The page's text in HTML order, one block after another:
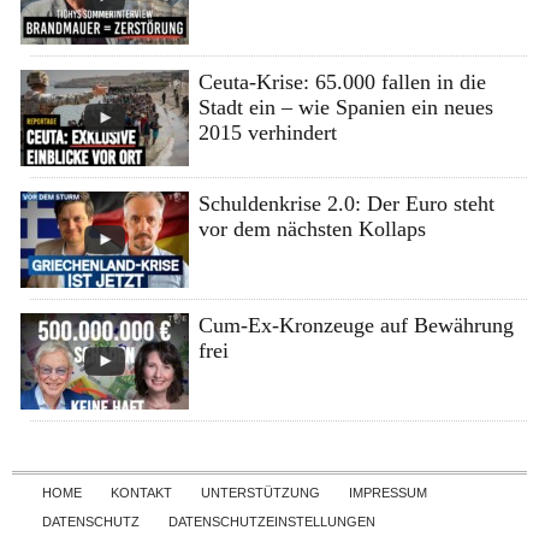
Ceuta-Krise: 65.000 fallen in die
Stadt ein – wie Spanien ein neues
2015 verhindert
Schuldenkrise 2.0: Der Euro steht
vor dem nächsten Kollaps
Cum-Ex-Kronzeuge auf Bewährung
frei
Skip to content
HOME KONTAKT UNTERSTÜTZUNG
IMPRESSUM
DATENSCHUTZ
DATENSCHUTZEINSTELLUNGEN